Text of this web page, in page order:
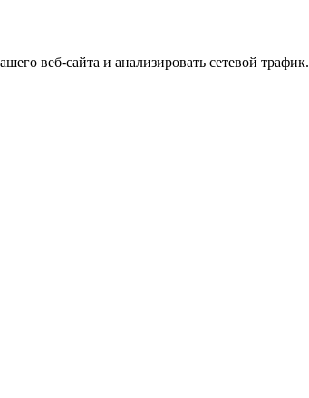
веб-сайта и анализировать сетевой трафик.